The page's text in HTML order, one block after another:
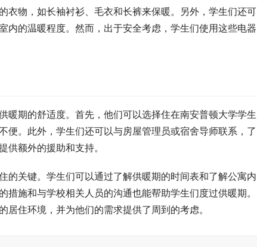
衣物，如长袖衬衫、毛衣和长裤来保暖。另外，学生们还可
内的温暖程度。然而，出于安全考虑，学生们使用这些电器
暖期的舒适度。首先，他们可以选择住在南安普顿大学学生
便。此外，学生们还可以与房屋管理员或宿舍导师联系，了
额外的援助和支持。
的关键。学生们可以通过了解供暖期的时间表和了解公寓内
施和与学校相关人员的沟通也能帮助学生们度过供暖期。
住环境，并为他们的需求提供了周到的考虑。